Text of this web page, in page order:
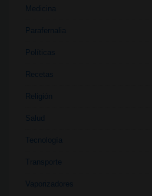
Medicina
Parafernalia
Políticas
Recetas
Religión
Salud
Tecnología
Transporte
Vaporizadores